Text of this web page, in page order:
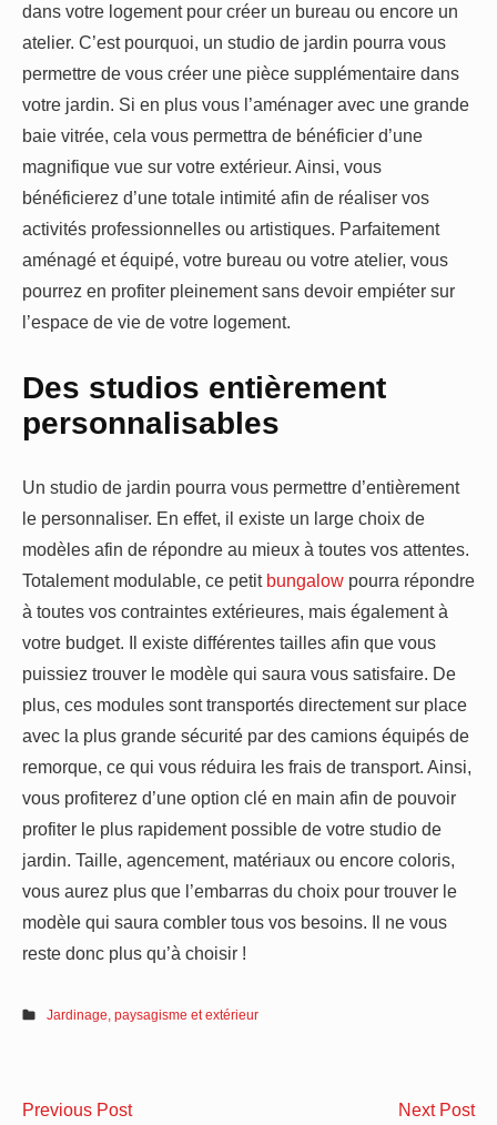
dans votre logement pour créer un bureau ou encore un
atelier. C’est pourquoi, un studio de jardin pourra vous
permettre de vous créer une pièce supplémentaire dans
votre jardin. Si en plus vous l’aménager avec une grande
baie vitrée, cela vous permettra de bénéficier d’une
magnifique vue sur votre extérieur. Ainsi, vous
bénéficierez d’une totale intimité afin de réaliser vos
activités professionnelles ou artistiques. Parfaitement
aménagé et équipé, votre bureau ou votre atelier, vous
pourrez en profiter pleinement sans devoir empiéter sur
l’espace de vie de votre logement.
Des studios entièrement
personnalisables
Un studio de jardin pourra vous permettre d’entièrement
le personnaliser. En effet, il existe un large choix de
modèles afin de répondre au mieux à toutes vos attentes.
Totalement modulable, ce petit bungalow pourra répondre
à toutes vos contraintes extérieures, mais également à
votre budget. Il existe différentes tailles afin que vous
puissiez trouver le modèle qui saura vous satisfaire. De
plus, ces modules sont transportés directement sur place
avec la plus grande sécurité par des camions équipés de
remorque, ce qui vous réduira les frais de transport. Ainsi,
vous profiterez d’une option clé en main afin de pouvoir
profiter le plus rapidement possible de votre studio de
jardin. Taille, agencement, matériaux ou encore coloris,
vous aurez plus que l’embarras du choix pour trouver le
modèle qui saura combler tous vos besoins. Il ne vous
reste donc plus qu’à choisir !
Jardinage, paysagisme et extérieur
Navigation
Previous PostDécoration Next Post